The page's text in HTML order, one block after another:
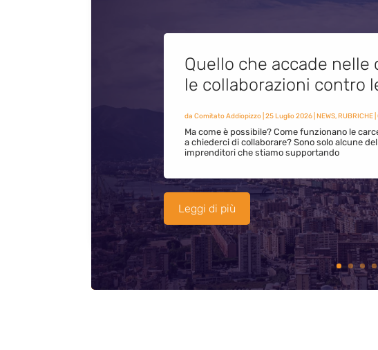
Quello che accade
le collaborazioni contro
da Comitato Addiopizzo| 25 Luglio 2026| NEWS,RUBRICHE|
Ma come è possibile? Come funzionano le
a chiederci di collaborare? Sono solo alcune
imprenditori che stiamo supportando
Leggi di più